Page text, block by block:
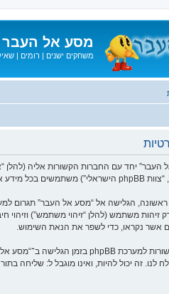
מסע אל העבר
משחקים ישנים | רומים |
אשר נקראו, כדי לשפר את הנאת השימוש.
זה יכול להיות, ואינו מוגבל ל: שליחה